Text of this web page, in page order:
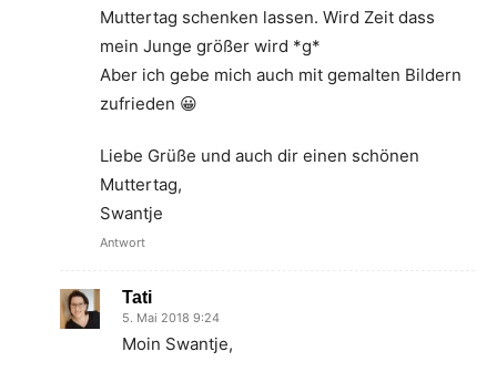
Muttertag schenken lassen. Wird Zeit dass
mein Junge größer wird *g*
Aber ich gebe mich auch mit gemalten Bildern
zufrieden 😀
Liebe Grüße und auch dir einen schönen
Muttertag,
Swantje
Antwort
Tati
5. Mai 2018 9:24
Moin Swantje,